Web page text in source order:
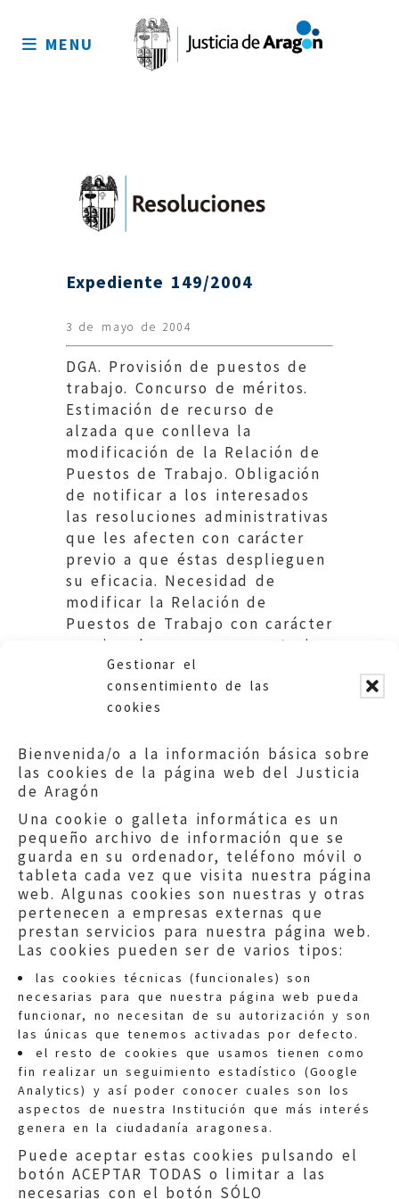
Gestionar el
consentimiento de las
cookies
Bienvenida/o a la información básica sobre
las cookies de la página web del Justicia
de Aragón
Una cookie o galleta informática es un
pequeño archivo de información que se
guarda en su ordenador, teléfono móvil o
tableta cada vez que visita nuestra página
web. Algunas cookies son nuestras y otras
pertenecen a empresas externas que
prestan servicios para nuestra página web.
Las cookies pueden ser de varios tipos:
las cookies técnicas (funcionales) son
necesarias para que nuestra página web pueda
funcionar, no necesitan de su autorización y son
las únicas que tenemos activadas por defecto.
el resto de cookies que usamos tienen como
fin realizar un seguimiento estadístico (Google
Analytics) y así poder conocer cuales son los
aspectos de nuestra Institución que más interés
genera en la ciudadanía aragonesa.
Puede aceptar estas cookies pulsando el
botón ACEPTAR TODAS o limitar a las
necesarias con el botón SÓLO
sitio
MENU
Expediente 149/2004
3 de mayo de 2004
DGA. Provisión de puestos de
trabajo. Concurso de méritos.
Estimación de recurso de
alzada que conlleva la
modificación de la Relación de
Puestos de Trabajo. Obligación
de notificar a los interesados
las resoluciones administrativas
que les afecten con carácter
previo a que éstas desplieguen
su eficacia. Necesidad de
modificar la Relación de
Puestos de Trabajo con carácter
previo a la nueva convocatoria
de concurso de méritos.
Quejas:quejas@eljusticiadearagon.es
Información general:
informacion@eljusticiadearagon.es
Teléfonos:900 210 210/